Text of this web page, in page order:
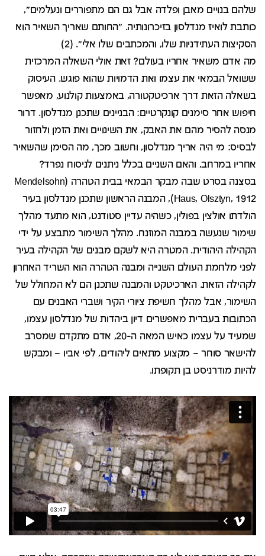
שלהם בנויים מאבן ופלדה אבל גם הם מתפוררים ונעלמים",
כותבת לואיז מנדלסון בזיכרונותיה. "החותם שאריך השאיר הוא
הסקיצות העתידניות שלו, והמכתבים שלו אלי". (2)
מה אדם משאיר אחריו בעולם? זאת אולי השאלה המרכזית
ששואל הבמאי את עצמו ואת הדמויות שהוא פוגש. העיסוק
בשאלה הזאת דרך ארכיטקטורה, באמצעות קולנוע, מאפשר
חיפוש אחר סימנים קונקרטיים: הבניינים שתכנן מנדלסון. דרור
מנסה להסיר מהם את האבק, את השינויים ואת הזמן ולחזור
לבסיס: מי היה אריך מנדלסון, וחשוב מכך, מה הסימן שהשאיר
אחריו במרחב, והאם השניים בכלל ניתנים לניסוח נפרד?
בסצנה בסרט שבה מבקר הבמאי בבית הטהרה (Mendelsohn
Haus, Olsztyn, 1912), המבנה הראשון שתכנן מנדלסון בעיר
הולדתו אולצין בפולין, כשהיה עדיין סטודנט, הוא מתעד מהלך
שימור שנעשה במבנה המוזנח. מהלך השימור מתבצע על ידי
הקהילה היהודית. המטרה היא לשקם מבנים של הקהילה בעיר
לפני מלחמת העולם השנייה ומבנה הטהרה הוא השריד האחרון
לקהילה הזאת. הארכיטקט והמבנה שתכנן הם לא המחולל של
השימור, אבל מהלך חשיפת ציורי הקיר ושברי האבנים עם
הכתובות בעברית מאפשרים דיון ביהדות של מנדלסון עצמו,
שמעיד על עצמו כאיש המאה ה-20, אדם מתקדם שמסרב
להישאר סוחר – מקצוע מתאים ליהודים, לפי אביו – ומבקש
להיות מודרניסט בן תקופתו.